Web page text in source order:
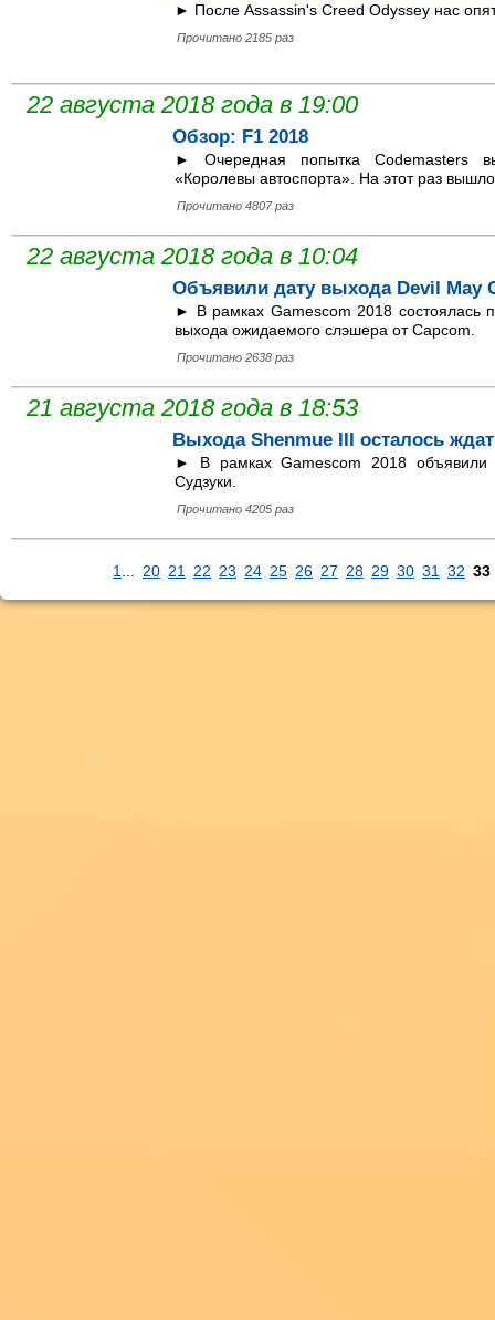
► После Assassin's Creed Odyssey нас
Прочитано 2185 раз
22 августа 2018 года в 19:00
Обзор: F1 2018
► Очередная попытка Codemasters
«Королевы автоспорта». На этот раз
Прочитано 4807 раз
22 августа 2018 года в 10:04
Объявили дату выхода Devil May
► В рамках Gamescom 2018 состоялась
выхода ожидаемого слэшера от Capcom.
Прочитано 2638 раз
21 августа 2018 года в 18:53
Выхода Shenmue III осталось
► В рамках Gamescom 2018 объявили
Судзуки.
Прочитано 4205 раз
1 20 21 22 23 24 25 26 27 28 29 30 31 32 33